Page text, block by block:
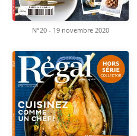
N°20 - 19 novembre 2020